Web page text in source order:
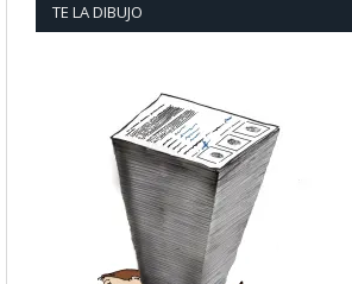
TE LA DIBUJO